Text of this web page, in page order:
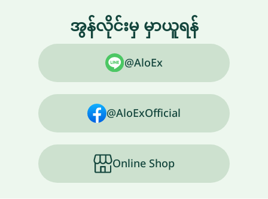
အွန်လိုင်းမှ မှာယူရန်
@AloEx
@AloExOfficial
Online Shop